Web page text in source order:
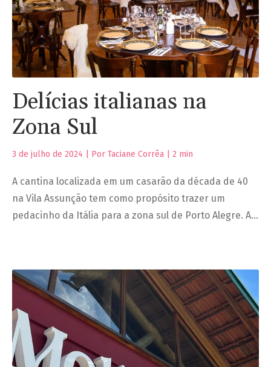
Delícias italianas na
Zona Sul
3 de julho de 2024 | Por Taciane Corrêa | 2 min
A cantina localizada em um casarão da década de 40
na Vila Assunção tem como propósito trazer um
pedacinho da Itália para a zona sul de Porto Alegre. A…